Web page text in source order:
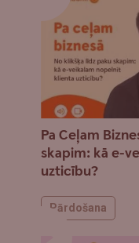
Pa Ceļam
skapim: kā e-
uzticību?
Pārdošana